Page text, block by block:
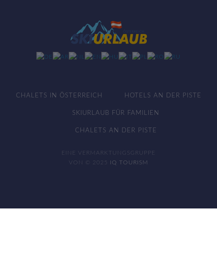
CHALETS IN ÖSTERREICH HOTELS AN DER PISTE
SKIURLAUB FÜR FAMILIEN
CHALETS AN DER PISTE
EINE VERMARKTUNGSGRUPPE
VON © 2025 IQ TOURISM